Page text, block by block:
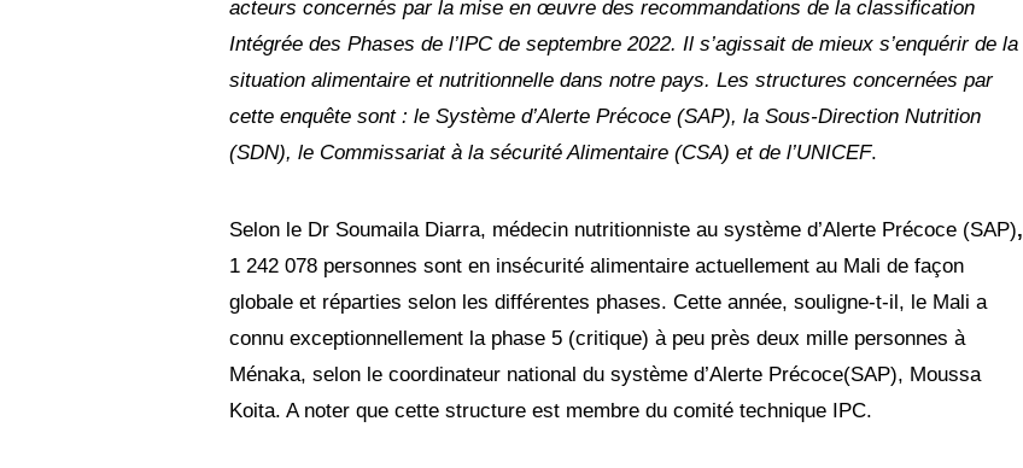
3
acteurs concernés par la mise en œuvre des recommandations de la classification
Intégrée des Phases de l’IPC de septembre 2022. Il s’agissait de mieux s’enquérir de la
situation alimentaire et nutritionnelle dans notre pays. Les structures concernées par
cette enquête sont : le Système d’Alerte Précoce (SAP), la Sous-Direction Nutrition
(SDN), le Commissariat à la sécurité Alimentaire (CSA) et de l’UNICEF.
Selon le Dr Soumaila Diarra, médecin nutritionniste au système d’Alerte Précoce (SAP),
1 242 078 personnes sont en insécurité alimentaire actuellement au Mali de façon
globale et réparties selon les différentes phases. Cette année, souligne-t-il, le Mali a
connu exceptionnellement la phase 5 (critique) à peu près deux mille personnes à
Ménaka, selon le coordinateur national du système d’Alerte Précoce(SAP), Moussa
Koita. A noter que cette structure est membre du comité technique IPC.